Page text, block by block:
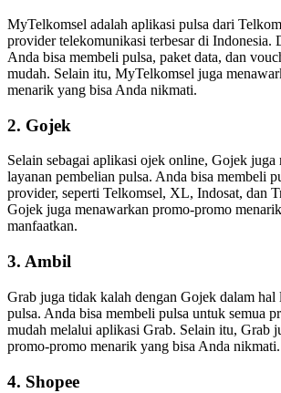
MyTelkomsel adalah aplikasi pulsa dari
provider telekomunikasi terbesar di Indonesia.
Anda bisa membeli pulsa, paket data, dan
mudah. Selain itu, MyTelkomsel juga
menarik yang bisa Anda nikmati.
2. Gojek
Selain sebagai aplikasi ojek online, Gojek juga
layanan pembelian pulsa. Anda bisa membeli
provider, seperti Telkomsel, XL, Indosat, dan
Gojek juga menawarkan promo-promo
manfaatkan.
3. Ambil
Grab juga tidak kalah dengan Gojek dalam hal
pulsa. Anda bisa membeli pulsa untuk semua
mudah melalui aplikasi Grab. Selain itu, Grab
promo-promo menarik yang bisa Anda nikmati.
4. Shopee